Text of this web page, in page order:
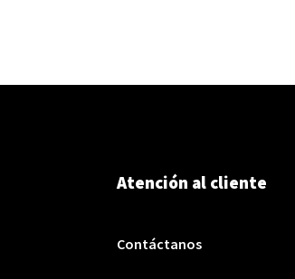
Atención al cliente
Contáctanos